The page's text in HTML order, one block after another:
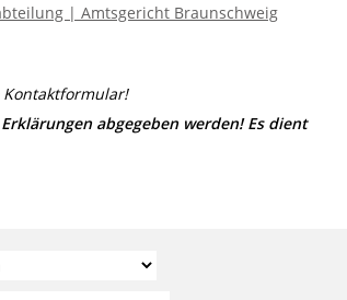
| Amtsgericht Braunschweig
abgegeben werden! Es dient